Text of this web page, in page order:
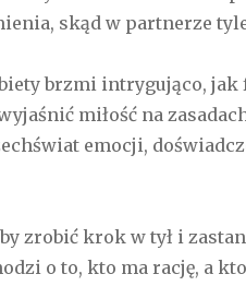
skąd w partnerze
brzmi intrygująco, jak
miłość na
emocji,
zrobić krok w tył i
o to, kto ma rację, a